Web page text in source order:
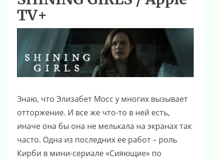
TV+
Знаю, что Элизабет Мосс у многих вызывает
отторжение. И все же что-то в ней есть,
иначе она бы она не мелькала на экранах так
часто. Одна из последних ее работ – роль
Кирби в мини-сериале «Сияющие» по